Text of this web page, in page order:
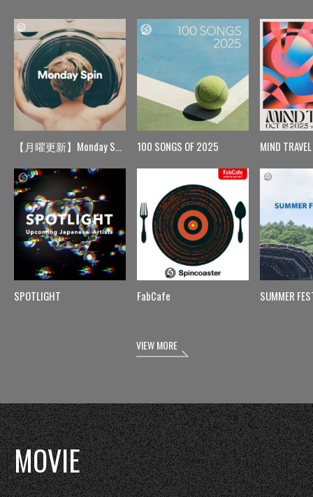
【月曜更新】Monday Spin
SPOTLIGHT
100 SONGS OF 2025
FabCafe
MIND TRAVEL
SUMMER
VIEW MORE
MOVIE